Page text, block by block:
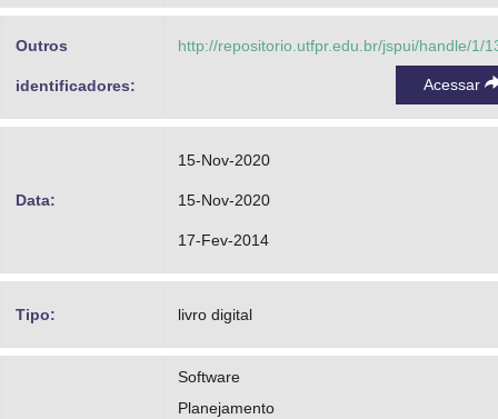
Outros
identificadores:
http://repositorio.utfpr.edu.br/jspui/handle/1/
Acessar
Data:
15-Nov-2020
15-Nov-2020
17-Fev-2014
Tipo: livro digital
Software
Planejamento